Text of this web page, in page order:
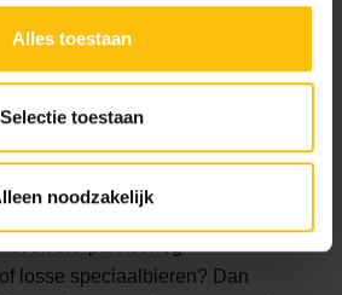
achteraf altijd aanpassen of
(onderaan de website
Alles toestaan
Selectie toestaan
noodzakelijk
Vitus fles 50cl(Weizenbock -
bitter en fruitig
Oaked BBQ Chips
Different bierglas
dit bierpakket nog
of losse speciaalbieren? Dan